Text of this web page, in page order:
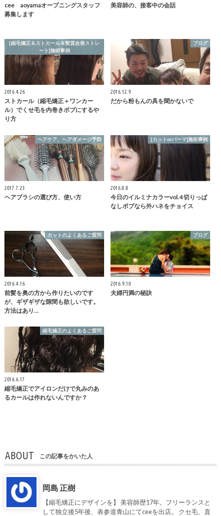
cee aoyamaオープニングスタッフ
募集します
美容師の、接客中の会話
[縮毛矯正＆ストカール＆髪質改善ストレ
ート]施術事例
2016.4.26
ストカール（縮毛矯正＋ワンカー
ル）でくせ毛を内巻きボブにするや
り方
ブログ
2016.12.9
だから粉もんの具を聞かないで
ヘアケア、ヘアダメージ予防
2017.7.23
ヘアブラシの選び方、使い方
[カットorパーマ]施術事例
2016.8.8
今日のイルミナカラーvol.4 切りっぱ
なしボブなら外ハネをチョイス
カットのよくあるご質問
2016.4.16
前髪を奥の方から作りたいのです
が、ギザギザな隙間も欲しいです。
方法はあり…
ブログ
2016.9.10
夫婦円満の秘訣
縮毛矯正のよくあるご質問
2016.6.17
縮毛矯正でアイロンだけで丸みのあ
るカールは作れないんですか？
ABOUT この記事をかいた人
岡島 正樹
【縮毛矯正にデザインを】 美容師歴17年。フリーランスと
して独立後5年後、表参道青山にてceeを出店。 クセ毛、直